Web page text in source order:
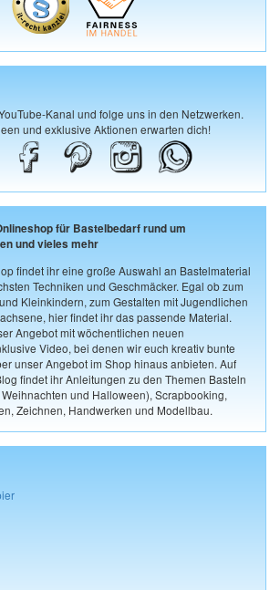
Kanal und folge uns in den Netzwerken.
und exklusive Aktionen erwarten dich!
für Bastelbedarf rund um
und vieles mehr
findet ihr eine große Auswahl an Bastelmaterial
Techniken und Geschmäcker. Egal ob zum
Kleinkindern, zum Gestalten mit Jugendlichen
hier findet ihr das passende Material.
Angebot mit wöchentlichen neuen
Video, bei denen wir euch kreativ bunte
unser Angebot im Shop hinaus anbieten. Auf
findet ihr Anleitungen zu den Themen Basteln
und Halloween), Scrapbooking,
Zeichnen, Handwerken und Modellbau.